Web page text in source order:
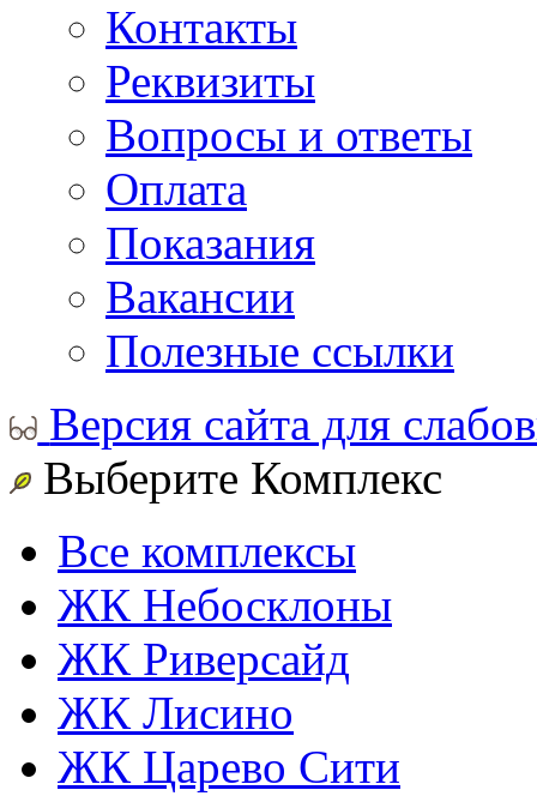
Контакты
Реквизиты
Вопросы и ответы
Оплата
Показания
Вакансии
Полезные ссылки
Версия сайта для
Выберите Комплекс
Все комплексы
ЖК Небосклоны
ЖК Риверсайд
ЖК Лисино
ЖК Царево Сити